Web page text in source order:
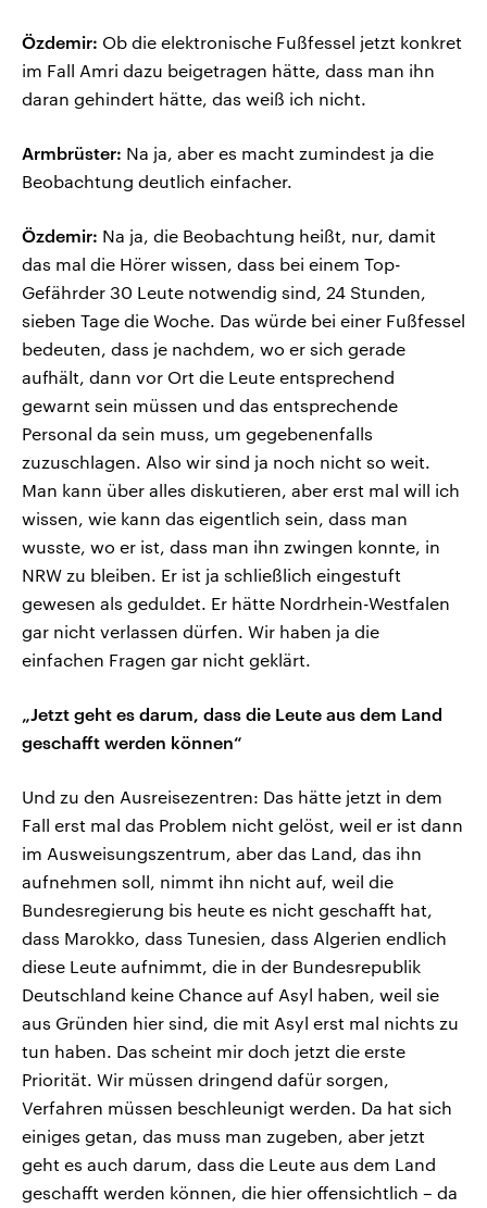
Özdemir: Ob die elektronische Fußfessel jetzt konkret
im Fall Amri dazu beigetragen hätte, dass man ihn
daran gehindert hätte, das weiß ich nicht.
Armbrüster: Na ja, aber es macht zumindest ja die
Beobachtung deutlich einfacher.
Özdemir: Na ja, die Beobachtung heißt, nur, damit
das mal die Hörer wissen, dass bei einem Top-
Gefährder 30 Leute notwendig sind, 24 Stunden,
sieben Tage die Woche. Das würde bei einer Fußfessel
bedeuten, dass je nachdem, wo er sich gerade
aufhält, dann vor Ort die Leute entsprechend
gewarnt sein müssen und das entsprechende
Personal da sein muss, um gegebenenfalls
zuzuschlagen. Also wir sind ja noch nicht so weit.
Man kann über alles diskutieren, aber erst mal will ich
wissen, wie kann das eigentlich sein, dass man
wusste, wo er ist, dass man ihn zwingen konnte, in
NRW zu bleiben. Er ist ja schließlich eingestuft
gewesen als geduldet. Er hätte Nordrhein-Westfalen
gar nicht verlassen dürfen. Wir haben ja die
einfachen Fragen gar nicht geklärt.
„Jetzt geht es darum, dass die Leute aus dem Land
geschafft werden können“
Und zu den Ausreisezentren: Das hätte jetzt in dem
Fall erst mal das Problem nicht gelöst, weil er ist dann
im Ausweisungszentrum, aber das Land, das ihn
aufnehmen soll, nimmt ihn nicht auf, weil die
Bundesregierung bis heute es nicht geschafft hat,
dass Marokko, dass Tunesien, dass Algerien endlich
diese Leute aufnimmt, die in der Bundesrepublik
Deutschland keine Chance auf Asyl haben, weil sie
aus Gründen hier sind, die mit Asyl erst mal nichts zu
tun haben. Das scheint mir doch jetzt die erste
Priorität. Wir müssen dringend dafür sorgen,
Verfahren müssen beschleunigt werden. Da hat sich
einiges getan, das muss man zugeben, aber jetzt
geht es auch darum, dass die Leute aus dem Land
geschafft werden können, die hier offensichtlich – da